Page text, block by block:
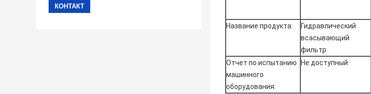
Название продукта:
Гидравлический
всасывающий
фильтр
Отчет по испытанию
машинного
оборудования:
Не доступный